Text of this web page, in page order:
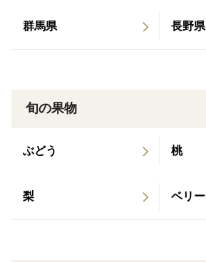
群馬県 長野県
旬の果物
ぶどう 桃
梨 ベリー